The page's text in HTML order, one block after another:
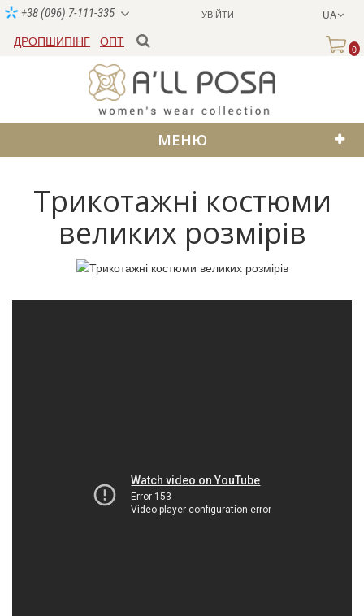
УВІЙТИ UA
+38 (096) 7-111-335
ДРОПШИПІНГ ОПТ
0
МЕНЮ
Трикотажні костюми
великих розмірів